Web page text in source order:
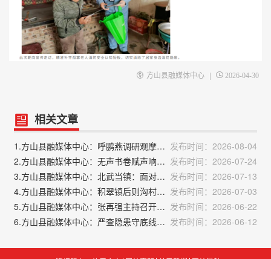
方山县融媒体中心 | 2026-04-30
相关文章
1.方山县融媒体中心：呼鹏燕调研观摩特种设备安全工作 发布时间：2026-08-04
2.方山县融媒体中心：无声书卷赋声响 校地携手润童心 发布时间：2026-07-24
3.方山县融媒体中心：北武当镇：面对面恳谈察民情 下沉一线解民忧 发布时间：2026-07-13
4.方山县融媒体中心：积翠镇后则沟村：山楂花开醉山野 特色产业激活力 发布时间：2026-07-03
5.方山县融媒体中心：张再强主持召开县政府党组（扩大）会议和常务会议 发布时间：2026-06-22
6.方山县融媒体中心：严查隐患守底线 我县开展印刷发行行业专项督导检查 发布时间：2026-06-12